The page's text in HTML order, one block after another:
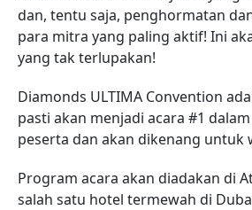
dan, tentu saja, penghormatan
para mitra yang paling aktif! Ini
yang tak terlupakan!
Diamonds ULTIMA Convention
pasti akan menjadi acara #1
peserta dan akan dikenang untuk
Program acara akan diadakan di
salah satu hotel termewah di